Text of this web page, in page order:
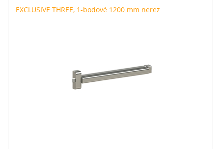
EXCLUSIVE THREE, 1-bodové 1200 mm nerez